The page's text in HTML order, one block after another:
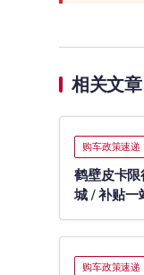
相关文章
购车政策速递
鹤壁皮卡
城 / 补贴一
购车政策速递